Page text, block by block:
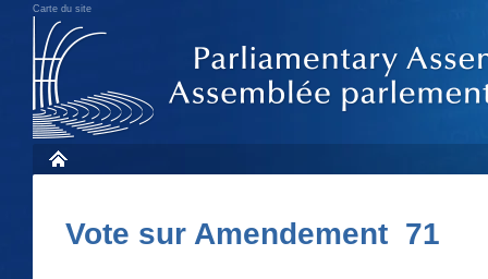
Carte du site
Vote sur Amendement 71